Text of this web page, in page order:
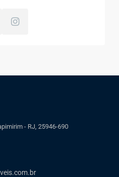
- RJ, 25946-690